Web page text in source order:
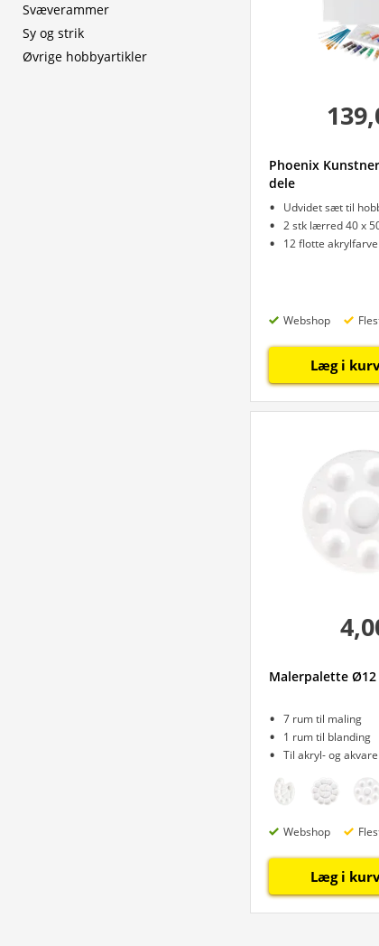
Svæverammer
Sy og strik
Øvrige hobbyartikler
Phoenix
dele
Udvidet sæt til
2 stk lærred 40 x
12 flotte
Webshop
Læg i
Malerpalette
7 rum til maling
1 rum til blanding
Til akryl- og
Webshop
Læg i